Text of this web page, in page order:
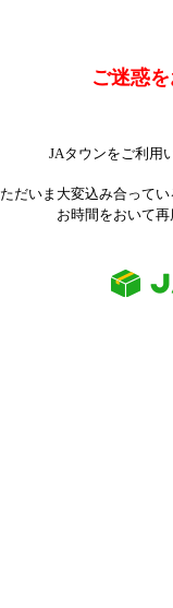
ご迷惑
JAタウンをご利用
ただいま大変込み合って
お時間をおいて